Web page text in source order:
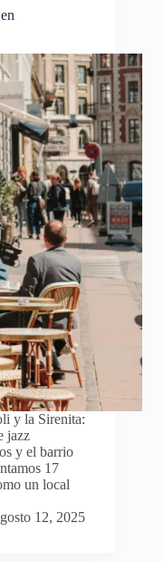
y la Sirenita:
jazz
y el barrio
17
un local
12, 2025